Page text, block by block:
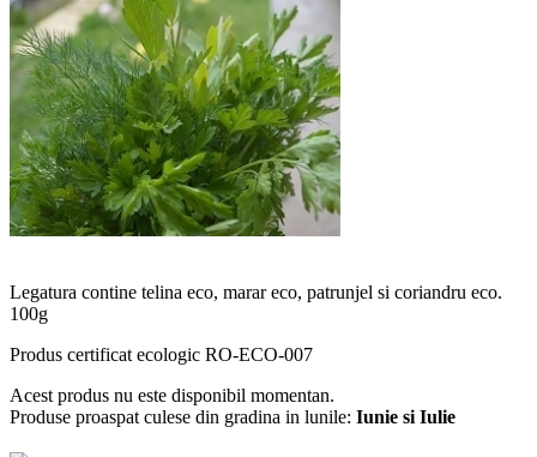
Legatura contine telina eco, marar eco, patrunjel si coriandru eco.
100g
Produs certificat ecologic RO-ECO-007
Acest produs nu este disponibil momentan.
Produse proaspat culese din gradina in lunile: Iunie si Iulie